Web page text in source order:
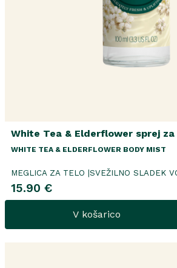
White Tea & Elderflower sprej
WHITE TEA & ELDERFLOWER BODY MIST
MEGLICA ZA TELO |SVEŽILNO SLADEK
15.90 €
V košarico